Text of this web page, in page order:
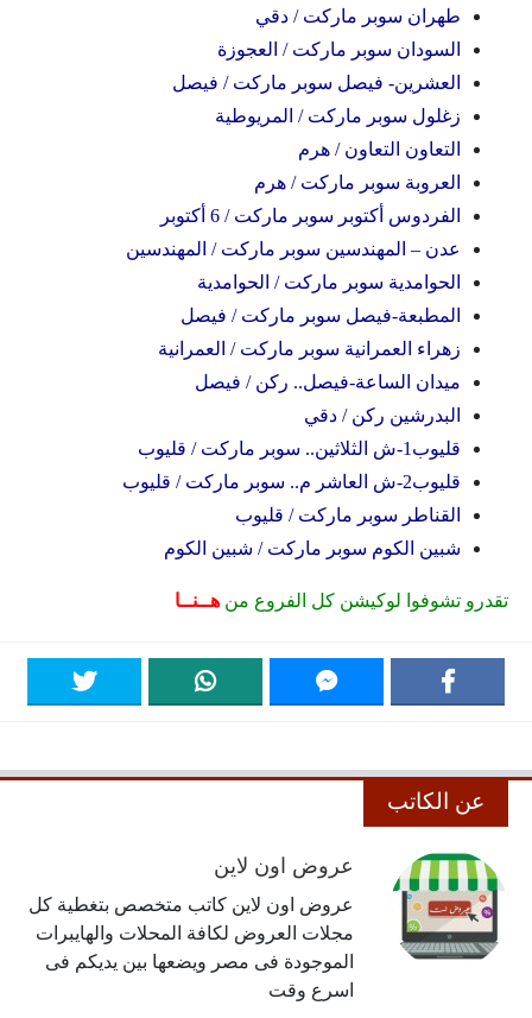
طهران سوبر ماركت / دقي
السودان سوبر ماركت / العجوزة
العشرين- فيصل سوبر ماركت / فيصل
زغلول سوبر ماركت / المريوطية
التعاون التعاون / هرم
العروبة سوبر ماركت / هرم
الفردوس أكتوبر سوبر ماركت / 6 أكتوبر
عدن – المهندسين سوبر ماركت / المهندسين
الحوامدية سوبر ماركت / الحوامدية
المطبعة-فيصل سوبر ماركت / فيصل
زهراء العمرانية سوبر ماركت / العمرانية
ميدان الساعة-فيصل.. ركن / فيصل
البدرشين ركن / دقي
قليوب1-ش الثلاثين.. سوبر ماركت / قليوب
قليوب2-ش العاشر م.. سوبر ماركت / قليوب
القناطر سوبر ماركت / قليوب
شبين الكوم سوبر ماركت / شبين الكوم
تقدرو تشوفوا لوكيشن كل الفروع من هــنــا
عن الكاتب
عروض اون لاين
عروض اون لاين كاتب متخصص بتغطية كل
مجلات العروض لكافة المحلات والهايبرات
الموجودة فى مصر ويضعها بين يديكم فى
اسرع وقت